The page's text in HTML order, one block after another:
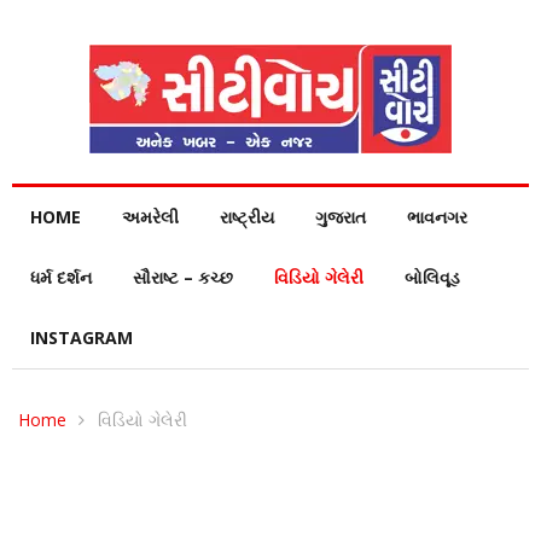
HOME અમરેલી રાષ્ટ્રીય ગુજરાત ભાવનગર
ધર્મ દર્શન સૌરાષ્ટ – કચ્છ વિડિયો ગેલેરી બોલિવૂડ
INSTAGRAM
Home વિડિયો ગેલેરી